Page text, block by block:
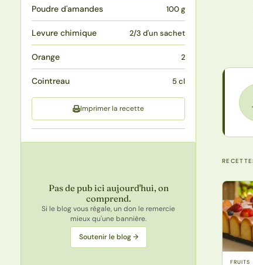
Poudre d'amandes 100 g
Levure chimique 2/3 d'un sachet
Orange 2
Cointreau 5 cl
Imprimer la recette
Pas de pub ici aujourd'hui, on
comprend.
Si le blog vous régale, un don le remercie
mieux qu'une bannière.
Soutenir le blog →
FRUITS